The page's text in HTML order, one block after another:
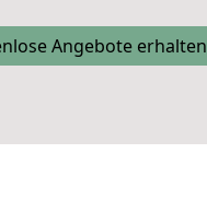
Angebote erhalten